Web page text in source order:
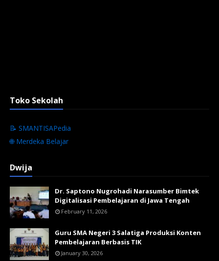
Toko Sekolah
📝 SMANTISAPedia
🌐 Merdeka Belajar
Dwija
Dr. Saptono Nugrohadi Narasumber Bimtek
Digitalisasi Pembelajaran di Jawa Tengah
February 11, 2026
Guru SMA Negeri 3 Salatiga Produksi Konten
Pembelajaran Berbasis TIK
January 30, 2026